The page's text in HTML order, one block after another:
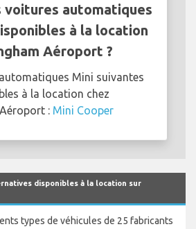
voitures automatiques
à la location
Aéroport ?
Mini suivantes
à la location chez
: Mini Cooper
disponibles à la location sur
types de véhicules de 25 fabricants